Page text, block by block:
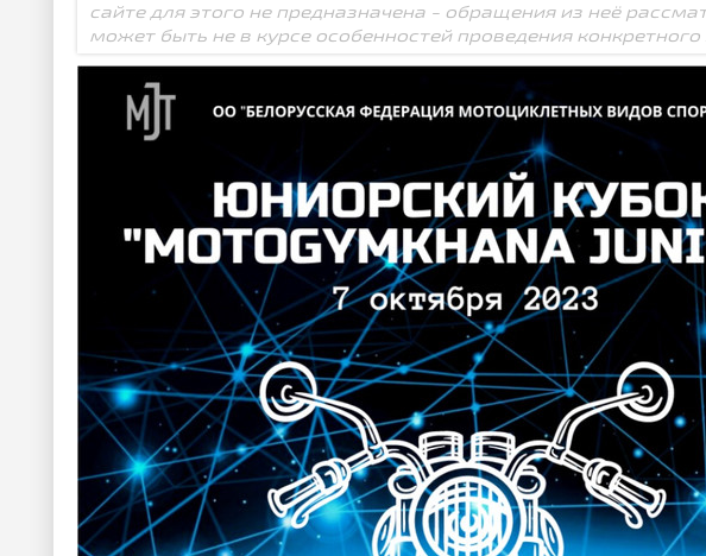
сайте для этого не предназначена - обращения из неё
может быть не в курсе особенностей проведения конкретного